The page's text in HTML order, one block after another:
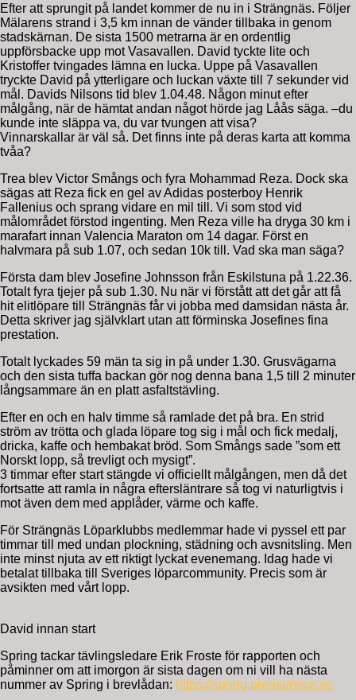
Efter att sprungit på landet kommer de nu in i Strängnäs. Följer
Mälarens strand i 3,5 km innan de vänder tillbaka in genom
stadskärnan. De sista 1500 metrarna är en ordentlig
uppförsbacke upp mot Vasavallen. David tyckte lite och
Kristoffer tvingades lämna en lucka. Uppe på Vasavallen
tryckte David på ytterligare och luckan växte till 7 sekunder vid
mål. Davids Nilsons tid blev 1.04.48. Någon minut efter
målgång, när de hämtat andan något hörde jag Låås säga. –du
kunde inte släppa va, du var tvungen att visa?
Vinnarskallar är väl så. Det finns inte på deras karta att komma
tvåa?
Trea blev Victor Smångs och fyra Mohammad Reza. Dock ska
sägas att Reza fick en gel av Adidas posterboy Henrik
Fallenius och sprang vidare en mil till. Vi som stod vid
målområdet förstod ingenting. Men Reza ville ha dryga 30 km i
marafart innan Valencia Maraton om 14 dagar. Först en
halvmara på sub 1.07, och sedan 10k till. Vad ska man säga?
Första dam blev Josefine Johnsson från Eskilstuna på 1.22.36.
Totalt fyra tjejer på sub 1.30. Nu när vi förstått att det går att få
hit elitlöpare till Strängnäs får vi jobba med damsidan nästa år.
Detta skriver jag självklart utan att förminska Josefines fina
prestation.
Totalt lyckades 59 män ta sig in på under 1.30. Grusvägarna
och den sista tuffa backan gör nog denna bana 1,5 till 2 minuter
långsammare än en platt asfaltstävling.
Efter en och en halv timme så ramlade det på bra. En strid
ström av trötta och glada löpare tog sig i mål och fick medalj,
dricka, kaffe och hembakat bröd. Som Smångs sade ”som ett
Norskt lopp, så trevligt och mysigt”.
3 timmar efter start stängde vi officiellt målgången, men då det
fortsatte att ramla in några eftersläntrare så tog vi naturligtvis i
mot även dem med applåder, värme och kaffe.
För Strängnäs Löparklubbs medlemmar hade vi pyssel ett par
timmar till med undan plockning, städning och avsnitsling. Men
inte minst njuta av ett riktigt lyckat evenemang. Idag hade vi
betalat tillbaka till Sveriges löparcommunity. Precis som är
avsikten med vårt lopp.
David innan start
Spring tackar tävlingsledare Erik Froste för rapporten och
påminner om att imorgon är sista dagen om ni vill ha nästa
nummer av Spring i brevlådan: https://spring.prenservice.se